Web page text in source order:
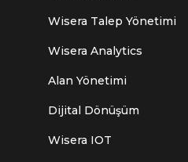
Wisera Talep Yönetimi
Wisera Analytics
Alan Yönetimi
Dijital Dönüşüm
Wisera IOT